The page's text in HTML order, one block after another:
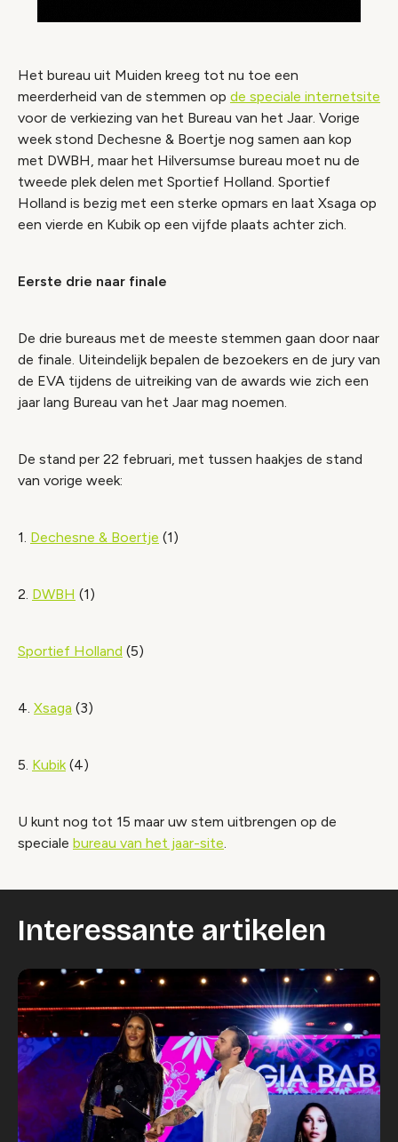
Het bureau uit Muiden kreeg tot nu toe een
meerderheid van de stemmen op de speciale internetsite
voor de verkiezing van het Bureau van het Jaar. Vorige
week stond Dechesne & Boertje nog samen aan kop
met DWBH, maar het Hilversumse bureau moet nu de
tweede plek delen met Sportief Holland. Sportief
Holland is bezig met een sterke opmars en laat Xsaga op
een vierde en Kubik op een vijfde plaats achter zich.
Eerste drie naar finale
De drie bureaus met de meeste stemmen gaan door naar
de finale. Uiteindelijk bepalen de bezoekers en de jury van
de EVA tijdens de uitreiking van de awards wie zich een
jaar lang Bureau van het Jaar mag noemen.
De stand per 22 februari, met tussen haakjes de stand
van vorige week:
1. Dechesne & Boertje (1)
2. DWBH (1)
Sportief Holland (5)
4. Xsaga (3)
5. Kubik(4)
U kunt nog tot 15 maar uw stem uitbrengen op de
speciale bureau van het jaar-site.
Interessante artikelen